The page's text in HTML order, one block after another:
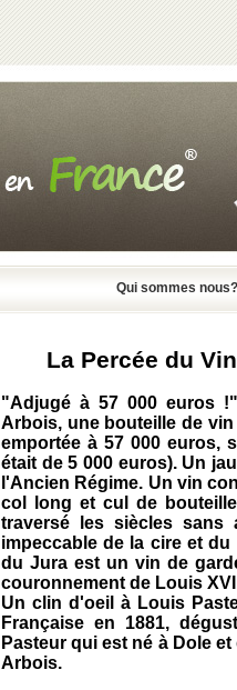
Qui sommes nous?
La Percée du
"Adjugé à 57 000 euros
Arbois, une bouteille de
emportée à 57 000
était de 5 000 euros). Un
l'Ancien Régime. Un vin
col long et cul de
traversé les siècles sans
impeccable de la cire et
du Jura est un vin de
couronnement de Louis
Un clin d'oeil à Louis
Française en 1881,
Pasteur qui est né à Dole
Arbois.